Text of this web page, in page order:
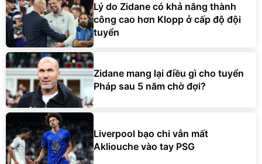
Lý do Zidane có khả năng thành
công cao hơn Klopp ở cấp độ đội
tuyển
Zidane mang lại điều gì cho tuyển
Pháp sau 5 năm chờ đợi?
Liverpool bạo chi vẫn mất
Akliouche vào tay PSG